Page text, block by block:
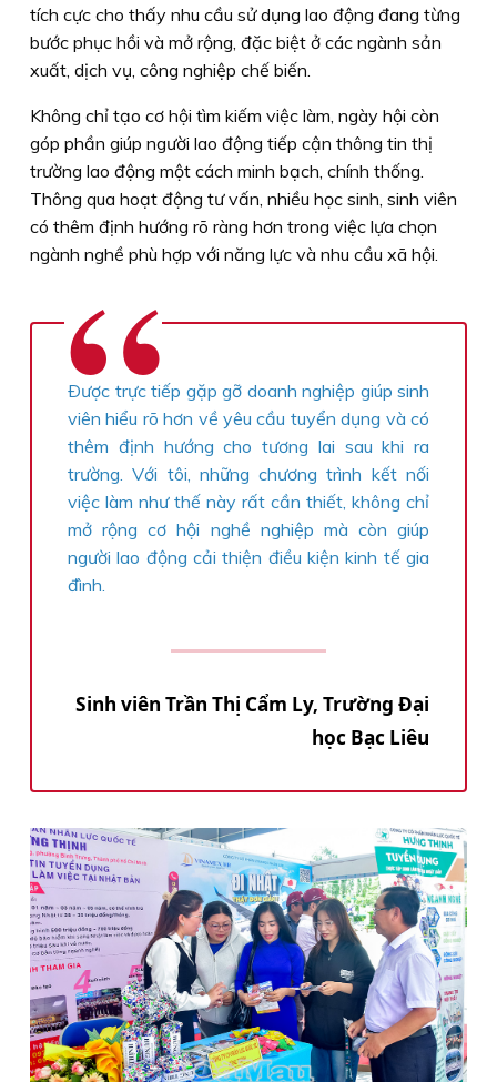
tích cực cho thấy nhu cầu sử dụng lao động đang từng
bước phục hồi và mở rộng, đặc biệt ở các ngành sản
xuất, dịch vụ, công nghiệp chế biến.
Không chỉ tạo cơ hội tìm kiếm việc làm, ngày hội còn
góp phần giúp người lao động tiếp cận thông tin thị
trường lao động một cách minh bạch, chính thống.
Thông qua hoạt động tư vấn, nhiều học sinh, sinh viên
có thêm định hướng rõ ràng hơn trong việc lựa chọn
ngành nghề phù hợp với năng lực và nhu cầu xã hội.
Ðược trực tiếp gặp gỡ doanh nghiệp giúp sinh
viên hiểu rõ hơn về yêu cầu tuyển dụng và có
thêm định hướng cho tương lai sau khi ra
trường. Với tôi, những chương trình kết nối
việc làm như thế này rất cần thiết, không chỉ
mở rộng cơ hội nghề nghiệp mà còn giúp
người lao động cải thiện điều kiện kinh tế gia
đình.
Sinh viên Trần Thị Cẩm Ly, Trường Ðại
học Bạc Liêu